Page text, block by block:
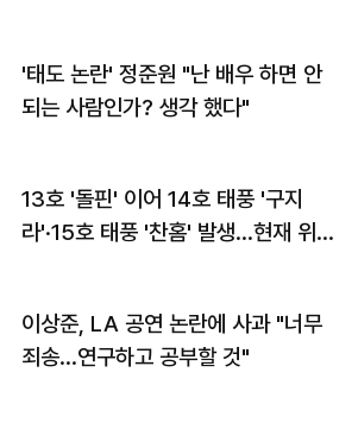
'태도 논란' 정준원 "난 배우 하면 안
되는 사람인가? 생각 했다"
13호 '돌핀' 이어 14호 태풍 '구지
라'·15호 태풍 '찬홈' 발생…현재 위
이상준, LA 공연 논란에 사과 "너무
죄송…연구하고 공부할 것"